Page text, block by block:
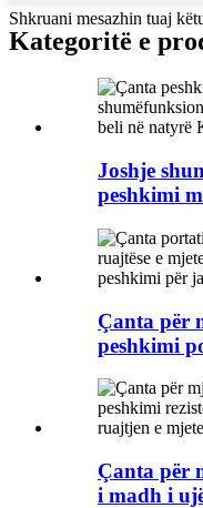
Shkruani mesazhin tuaj
Kategoritë e
Joshje
peshkimi
Çanta për
peshkimi
Çanta për
i madh i